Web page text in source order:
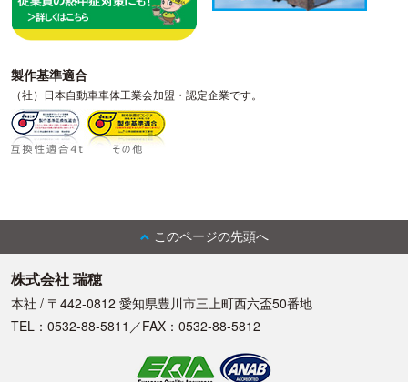
製作基準適合
（社）日本自動車車体工業会加盟・認定企業です。
このページの先頭へ
株式会社 瑞穂
本社 / 〒442-0812 愛知県豊川市三上町西六盃50番地
TEL：0532-88-5811／FAX：0532-88-5812